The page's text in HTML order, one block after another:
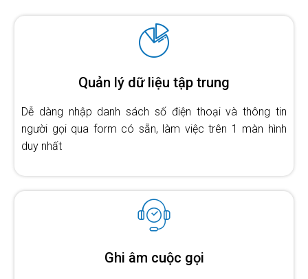
Quản lý dữ liệu tập trung
Dễ dàng nhập danh sách số điện thoại và thông tin
người gọi qua form có sẵn, làm việc trên 1 màn hình
duy nhất
Ghi âm cuộc gọi